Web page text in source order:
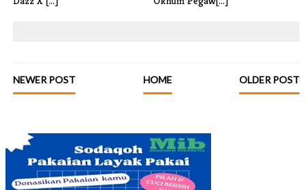
NEWER POST OLDER POST
HOME